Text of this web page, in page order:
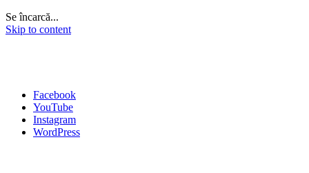
Se încarcă...
Skip to content
Facebook
YouTube
Instagram
WordPress